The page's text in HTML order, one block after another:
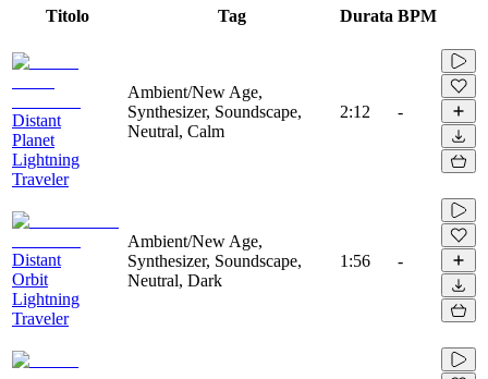
Titolo Tag Durata BPM
Distant
Planet
Lightning
Traveler
Ambient/New Age,
Synthesizer, Soundscape,
Neutral, Calm
2:12 -
Distant
Orbit
Lightning
Traveler
Ambient/New Age,
Synthesizer, Soundscape,
Neutral, Dark
1:56 -